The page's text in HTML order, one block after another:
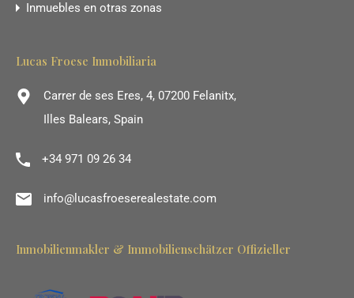
Inmuebles en otras zonas
Lucas Froese Inmobiliaria
Carrer de ses Eres, 4, 07200 Felanitx,
Illes Balears, Spain
+34 971 09 26 34
info@lucasfroeserealestate.com
Inmobilienmakler & Immobilienschätzer Offizieller